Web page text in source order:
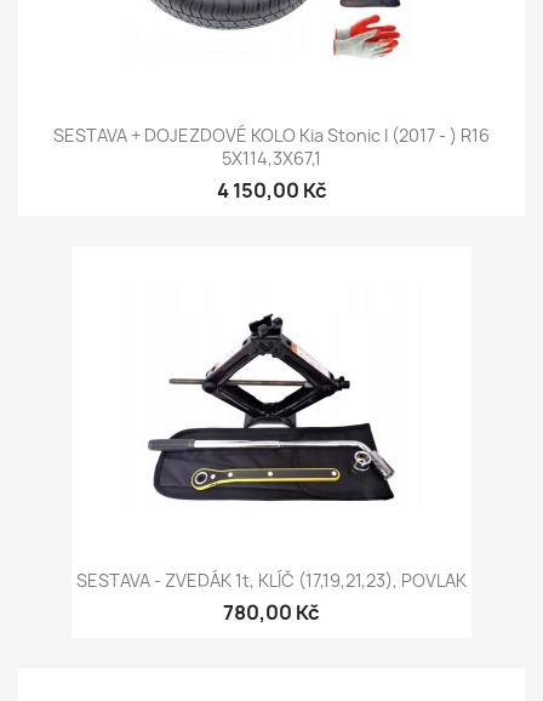
SESTAVA + DOJEZDOVÉ KOLO Kia Stonic I (2017 - ) R16
5X114,3X67,1
4 150,00 Kč
SESTAVA - ZVEDÁK 1t, KLÍČ (17,19,21,23), POVLAK
780,00 Kč